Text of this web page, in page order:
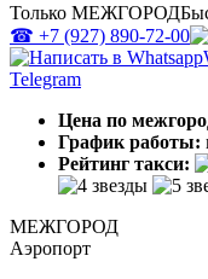
Только МЕЖГОРОД
☎ +7 (927) 890-72-00
Telegram
Цена по
График работы:
Рейтинг такси:
МЕЖГОРОД
Аэропорт